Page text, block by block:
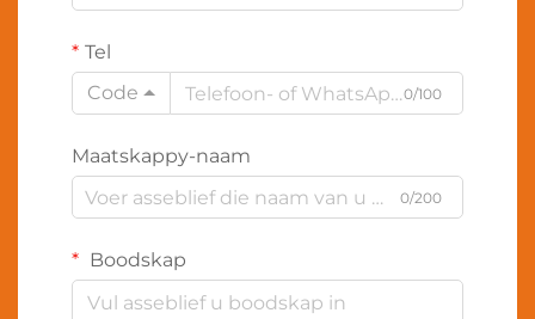
Tel
Code
0/100
Maatskappy-naam
0/200
Boodskap